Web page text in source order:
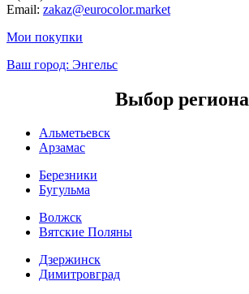
Email: zakaz@eurocolor.market
Мои покупки
Ваш город: Энгельс
Выбор региона
Альметьевск
Арзамас
Березники
Бугульма
Волжск
Вятские Поляны
Дзержинск
Димитровград